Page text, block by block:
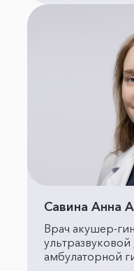
Савина Анна
Врач акушер-
амбулаторной